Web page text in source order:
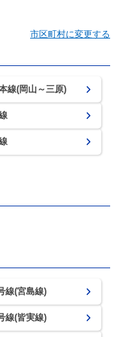
市区町村に変更する
線(岡山～三原)
線(宮島線)
線(皆実線)